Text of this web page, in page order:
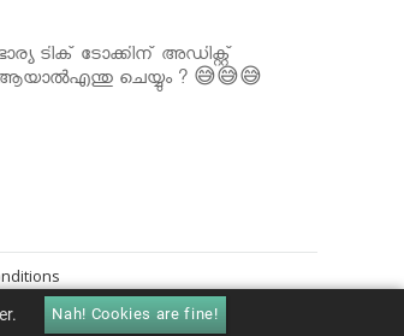
ടിക് ടോക്കിന് അഡിക്റ്റ്
ചെയ്യും ? 😅😅😅
Nah! Cookies are fine!